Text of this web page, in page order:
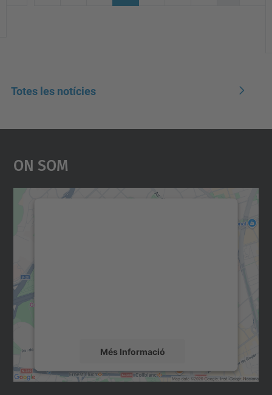
Totes les notícies
On Som
Més Informació
Accepta